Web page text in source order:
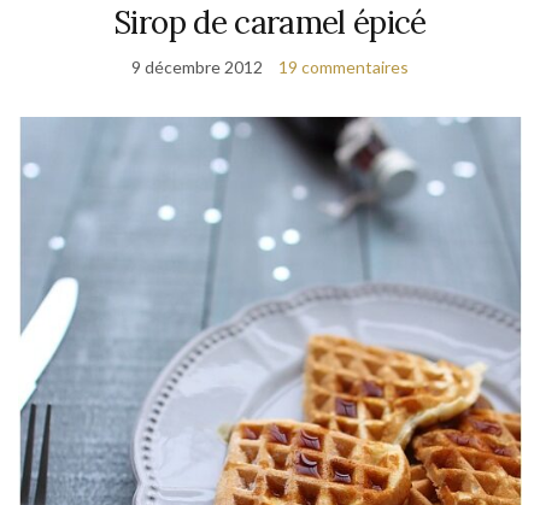
Sirop de caramel épicé
9 décembre 2012 19 commentaires